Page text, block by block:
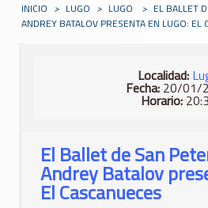
INICIO > LUGO > LUGO > EL BALLET
ANDREY BATALOV PRESENTA EN LUGO: EL
Localidad:
Fecha: 20/01/
Horario:
El Ballet de San
Andrey Batalov
El Cascanueces